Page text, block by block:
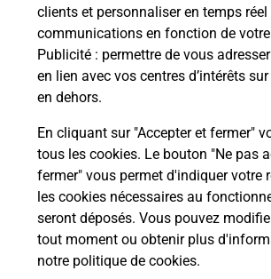
clients et personnaliser en temps
communications en fonction de
Publicité : permettre de vous
en lien avec vos centres d’intérêts
en dehors.
En cliquant sur "Accepter et fermer"
tous les cookies. Le bouton "Ne pas
fermer" vous permet d'indiquer votre
les cookies nécessaires au
seront déposés. Vous pouvez
tout moment ou obtenir plus
notre politique de cookies.
Puis-je passer mon code de
avec La Poste et sous quelles
conditions ?
Localiser Liste Lot-et-Garonne